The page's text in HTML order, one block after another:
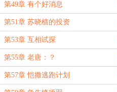
第49章 有个好消息
第51章 苏晓樯的投资
第53章 互相试探
第55章 老唐：？
第57章 恺撒逃跑计划